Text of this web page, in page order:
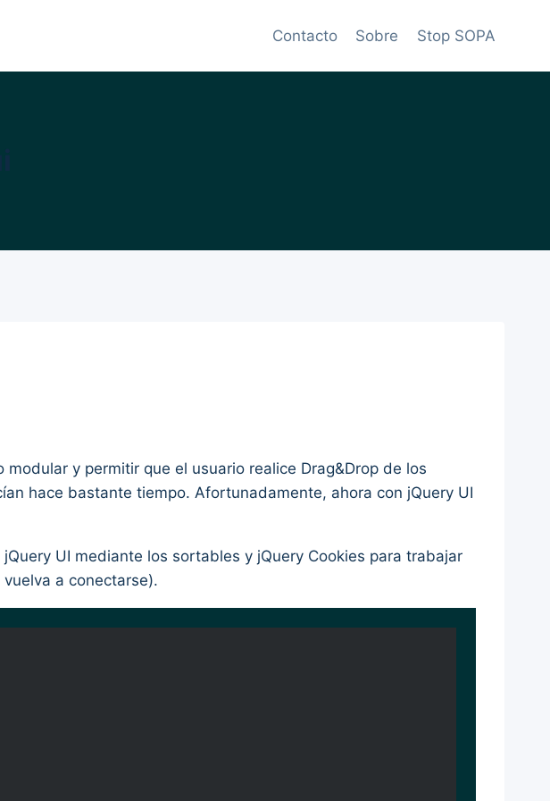
Contacto Sobre Stop SOPA
y permitir que el usuario realice Drag&Drop de los
hace bastante tiempo. Afortunadamente, ahora con jQuery UI
UI mediante los sortables y jQuery Cookies para trabajar
a conectarse).